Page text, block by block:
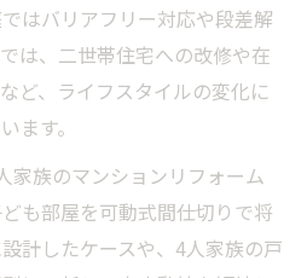
はバリアフリー対応や段差解
は、二世帯住宅への改修や在
ど、ライフスタイルの変化に
ます。
家族のマンションリフォーム
も部屋を可動式間仕切りで将
計したケースや、4人家族の戸